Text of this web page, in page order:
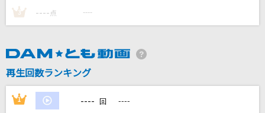
真夏の果実
[生音]夢をかなえてドラえもん(ドラえもんアニ
mao
もっと見る
3 ---- 点 ----
再生回数ランキング
1 ---- 回 ----